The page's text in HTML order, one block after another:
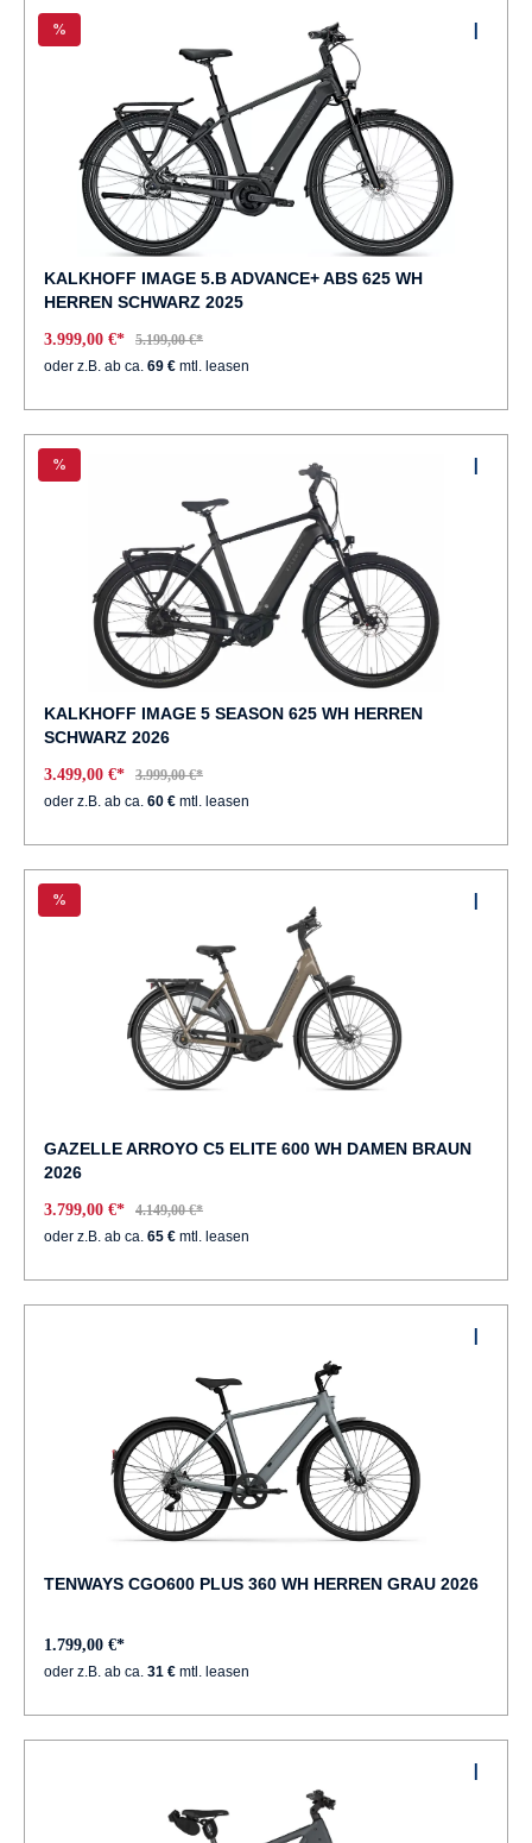
%
KALKHOFF IMAGE 5.B ADVANCE+ ABS 625 WH
HERREN SCHWARZ 2025
3.999,00 €*
5.199,00 €*
oder z.B. ab ca. 69 € mtl. leasen
%
KALKHOFF IMAGE 5 SEASON 625 WH HERREN
SCHWARZ 2026
3.499,00 €*
3.999,00 €*
oder z.B. ab ca. 60 € mtl. leasen
%
GAZELLE ARROYO C5 ELITE 600 WH DAMEN BRAUN
2026
3.799,00 €*
4.149,00 €*
oder z.B. ab ca. 65 € mtl. leasen
TENWAYS CGO600 PLUS 360 WH HERREN GRAU 2026
1.799,00 €*
oder z.B. ab ca. 31 € mtl. leasen